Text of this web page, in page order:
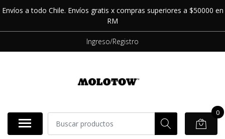
Envíos a todo Chile. Envíos gratis x compras superiores a $50000 en
RM
Ingreso/Registro
0